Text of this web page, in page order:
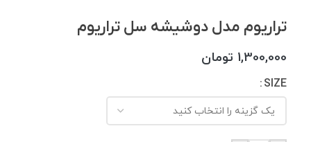
تراریوم مدل دوشیشه سل تراریوم
1,300,000 تومان
SIZE